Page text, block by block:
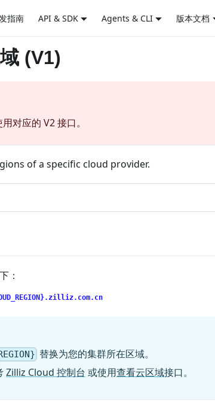
指南 API & SDK Agents & CLI 版本文档
(V1)
对应的 V2 接口。
of a specific cloud provider.
：
替换为您的集群所在区域。
Zilliz Cloud 控制台 或使用查看云区域接口。